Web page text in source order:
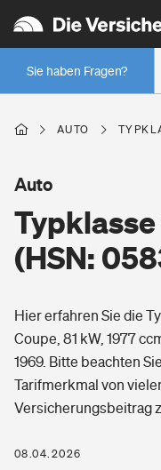
Sie haben Fragen?
Wer versichert was:
Regionalklassen: So ist
Wer versichert was:
Arbeitsrechtsschutz
Zur Übersicht
Wohnen
Hausratversicherung
Freizeit
Pri­vate Haft­pflicht­
Gesundheit
Private
AUTO
(HSN:
Auto
Hier erfahren Sie die
Coupe, 81 kW, 1977
1969. Bitte beachten
Tarifmerkmal von
Versicherungsbeitrag
08.04.2026